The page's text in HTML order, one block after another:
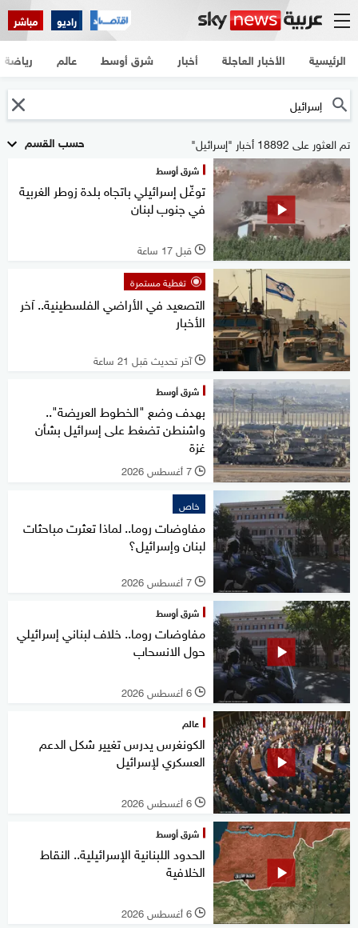
راديو مباشر
الرئيسية الأخبار العاجلة أخبار شرق أوسط عالم رياضة
حسب القسم تم العثور على 18892 أخبار "إسرائيل"
شرق أوسط
توغّل إسرائيلي باتجاه بلدة زوطر الغربية
في جنوب لبنان
l قبل 17 ساعة
تغطية مستمرة
التصعيد في الأراضي الفلسطينية.. آخر
الأخبار
l آخر تحديث قبل 21 ساعة
شرق أوسط
بهدف وضع "الخطوط العريضة"..
واشنطن تضغط على إسرائيل بشأن
غزة
l 7 أغسطس 2026
خاص
مفاوضات روما.. لماذا تعثرت مباحثات
لبنان وإسرائيل؟
l 7 أغسطس 2026
شرق أوسط
مفاوضات روما.. خلاف لبناني إسرائيلي
حول الانسحاب
l 6 أغسطس 2026
عالم
الكونغرس يدرس تغيير شكل الدعم
العسكري لإسرائيل
l 6 أغسطس 2026
شرق أوسط
الحدود اللبنانية الإسرائيلية.. النقاط
الخلافية
l 6 أغسطس 2026